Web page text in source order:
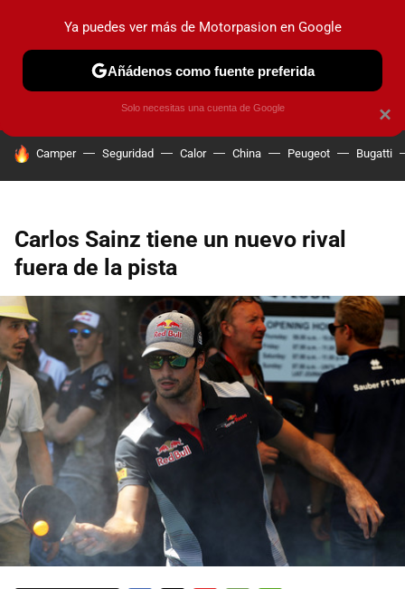
PRUEBAS COCHES ELÉCTRICOS OBSERVATORIO
HOY SE HABLA DE
Camper Seguridad Calor China Peugeot Bugatti
Carlos Sainz tiene un nuevo rival
fuera de la pista
×
Ya puedes ver más de Motorpasion en Google
Añádenos como fuente preferida
Solo necesitas una cuenta de Google